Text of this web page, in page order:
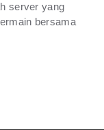
server yang
bersama